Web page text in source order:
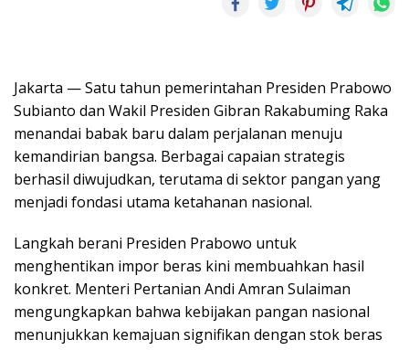
Jakarta — Satu tahun pemerintahan Presiden Prabowo
Subianto dan Wakil Presiden Gibran Rakabuming Raka
menandai babak baru dalam perjalanan menuju
kemandirian bangsa. Berbagai capaian strategis
berhasil diwujudkan, terutama di sektor pangan yang
menjadi fondasi utama ketahanan nasional.
Langkah berani Presiden Prabowo untuk
menghentikan impor beras kini membuahkan hasil
konkret. Menteri Pertanian Andi Amran Sulaiman
mengungkapkan bahwa kebijakan pangan nasional
menunjukkan kemajuan signifikan dengan stok beras